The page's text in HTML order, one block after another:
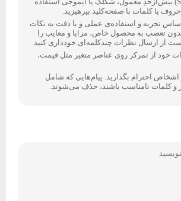
یا کلمات با صفحه‌کلید بپرهیزید.
تجربه و استفاده‌ی عملی و با دقت به نکات
تعصب به محصول خاص، مزایا و معایب را
است از ارسال نظرات چندکلمه‌‌ای خودداری کنید.
خود از تمرکز روی عناصر متغیر مثل قیمت،
اشخاص احترام بگذارید. پیام‌هایی که شامل
و کلمات نامناسب باشند، حذف می‌شوند.